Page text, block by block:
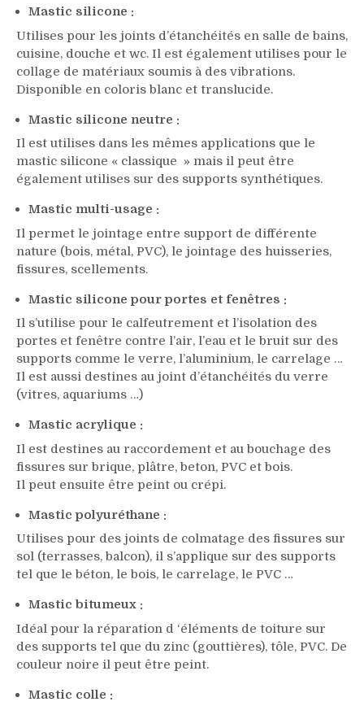
Mastic silicone :
Utilises pour les joints d’étanchéités en salle de bains,
cuisine, douche et wc. Il est également utilises pour le
collage de matériaux soumis à des vibrations.
Disponible en coloris blanc et translucide.
Mastic silicone neutre :
Il est utilises dans les mêmes applications que le
mastic silicone « classique » mais il peut être
également utilises sur des supports synthétiques.
Mastic multi-usage :
Il permet le jointage entre support de différente
nature (bois, métal, PVC), le jointage des huisseries,
fissures, scellements.
Mastic silicone pour portes et fenêtres :
Il s’utilise pour le calfeutrement et l’isolation des
portes et fenêtre contre l’air, l’eau et le bruit sur des
supports comme le verre, l’aluminium, le carrelage …
Il est aussi destines au joint d’étanchéités du verre
(vitres, aquariums …)
Mastic acrylique :
Il est destines au raccordement et au bouchage des
fissures sur brique, plâtre, beton, PVC et bois.
Il peut ensuite être peint ou crépi.
Mastic polyuréthane :
Utilises pour des joints de colmatage des fissures sur
sol (terrasses, balcon), il s’applique sur des supports
tel que le béton, le bois, le carrelage, le PVC …
Mastic bitumeux :
Idéal pour la réparation d ‘éléments de toiture sur
des supports tel que du zinc (gouttières), tôle, PVC. De
couleur noire il peut être peint.
Mastic colle :